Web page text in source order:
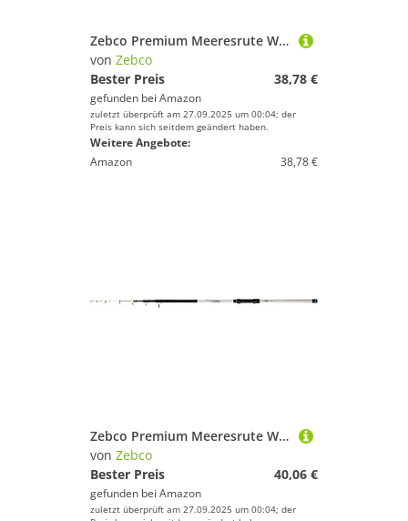
Zebco Premium Meeresrute White Tele Angelrute Bootsrute Hochsee-Angeln, Schwarz-Weiß, 3,00 m
von Zebco
Bester Preis
38,78 €
gefunden bei Amazon
zuletzt überprüft am 27.09.2025 um 00:04; der
Preis kann sich seitdem geändert haben.
Weitere Angebote:
Amazon
38,78 €
Zebco Premium Meeresrute White Tele Angelrute Bootsrute Hochsee-Angeln, Schwarz-Weiß, 4,00 m
von Zebco
Bester Preis
40,06 €
gefunden bei Amazon
zuletzt überprüft am 27.09.2025 um 00:04; der